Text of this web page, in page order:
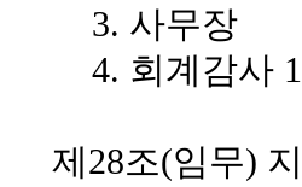
3. 사무장
4. 회계감사
제28조(임무)